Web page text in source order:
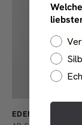
EDEN LILLY KETTE